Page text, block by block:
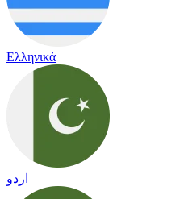
Ελληνικά
اردو